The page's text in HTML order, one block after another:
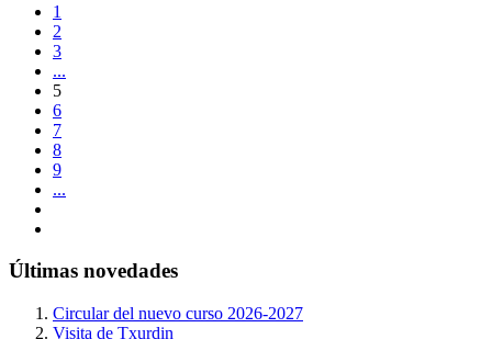
1
2
3
...
5
6
7
8
9
...
Últimas novedades
Circular del nuevo curso 2026-2027
Visita de Txurdin